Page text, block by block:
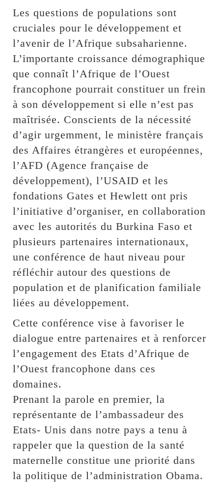
Les questions de populations sont
cruciales pour le développement et
l’avenir de l’Afrique subsaharienne.
L’importante croissance démographique
que connaît l’Afrique de l’Ouest
francophone pourrait constituer un frein
à son développement si elle n’est pas
maîtrisée. Conscients de la nécessité
d’agir urgemment, le ministère français
des Affaires étrangères et européennes,
l’AFD (Agence française de
développement), l’USAID et les
fondations Gates et Hewlett ont pris
l’initiative d’organiser, en collaboration
avec les autorités du Burkina Faso et
plusieurs partenaires internationaux,
une conférence de haut niveau pour
réfléchir autour des questions de
population et de planification familiale
liées au développement.
Cette conférence vise à favoriser le
dialogue entre partenaires et à renforcer
l’engagement des Etats d’Afrique de
l’Ouest francophone dans ces
domaines.
Prenant la parole en premier, la
représentante de l’ambassadeur des
Etats- Unis dans notre pays a tenu à
rappeler que la question de la santé
maternelle constitue une priorité dans
la politique de l’administration Obama.